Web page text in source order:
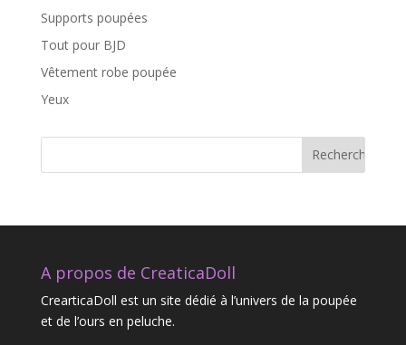
Supports poupées
Tout pour BJD
Vêtement robe poupée
Yeux
A propos de CreaticaDoll
CrearticaDoll est un site dédié à l’univers de la poupée
et de l’ours en peluche.